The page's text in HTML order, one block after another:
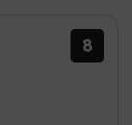
8